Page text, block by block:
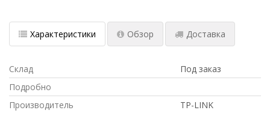
Характеристики Обзор Доставка
Склад
Под заказ
Подробно
Производитель
TP-LINK